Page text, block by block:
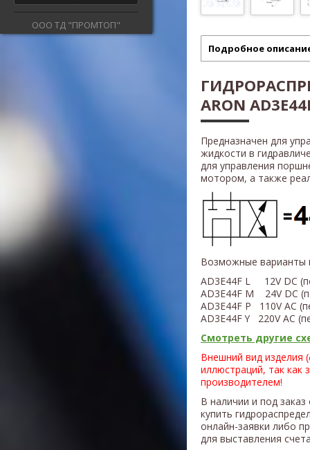
ООО ТД "ПРОМТОП"
Подробное
ARON
Предназначен для
жидкости в
для управления
мотором, а также
Возможные варианты
AD3E44F L 12V DC
AD3E44F M 24V DC
AD3E44F P 110V AC
AD3E44F Y 220V AC
Смотреть другие
Внешний вид изделия
иллюстраций, так как
производителем!
В наличии и под
купить
онлайн-заявки либо
для выставления